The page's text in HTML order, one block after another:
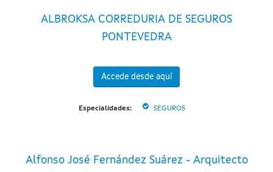
ALBROKSA CORREDURIA DE SEGUROS
PONTEVEDRA
Accede desde aquí
Especialidades: SEGUROS
Alfonso José Fernández Suárez - Arquitecto